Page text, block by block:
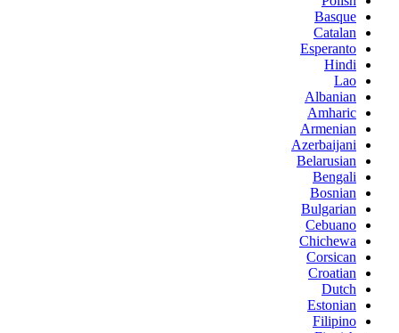
Basque
Catalan
Esperanto
Hindi
Lao
Albanian
Amharic
Armenian
Azerbaijani
Belarusian
Bengali
Bosnian
Bulgarian
Cebuano
Chichewa
Corsican
Croatian
Dutch
Estonian
Filipino